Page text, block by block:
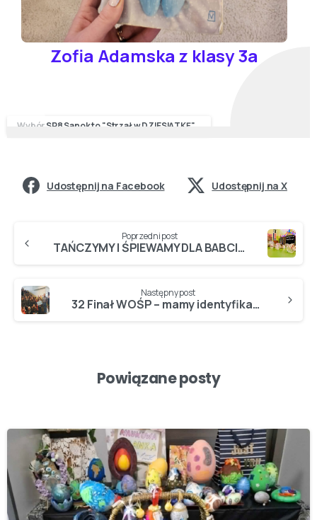
Zofia Adamska z klasy 3a
Wybór SP8 Sanok to "Strzał w DZIESIĄTKĘ"...
Udostępnij na Facebook Udostępnij na X
Poprzedni post
TAŃCZYMY I ŚPIEWAMY DLA BABCI I DZIADZIA!
Następny post
32 Finał WOŚP – mamy identyfikatory, puszki i WIELKIE SERCA, więc zaczynamy…
Powiązane posty